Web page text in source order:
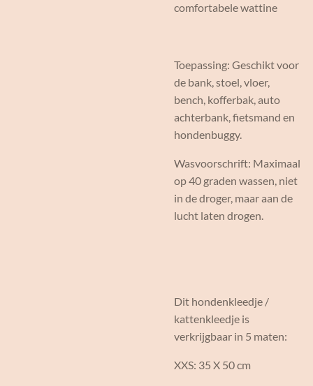
comfortabele wattine
Toepassing: Geschikt voor
de bank, stoel, vloer,
bench, kofferbak, auto
achterbank, fietsmand en
hondenbuggy.
Wasvoorschrift: Maximaal
op 40 graden wassen, niet
in de droger, maar aan de
lucht laten drogen.
Dit hondenkleedje /
kattenkleedje is
verkrijgbaar in 5 maten:
XXS: 35 X 50 cm